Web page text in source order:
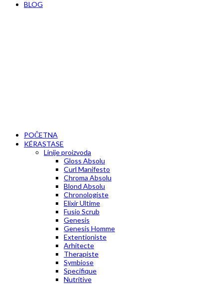
BLOG
POČETNA
KÉRASTASE
Linije proizvoda
Gloss Absolu
Curl Manifesto
Chroma Absolu
Blond Absolu
Chronologiste
Elixir Ultime
Fusio Scrub
Genesis
Genesis Homme
Extentioniste
Arhitecte
Therapiste
Symbiose
Specifique
Nutritive